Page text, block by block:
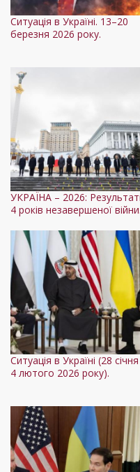
Ситуація в Україні. 13–20
березня 2026 року.
УКРАЇНА – 2026:
4 років незавершеної війни.
Ситуація в Україні (28
4 лютого 2026 року).